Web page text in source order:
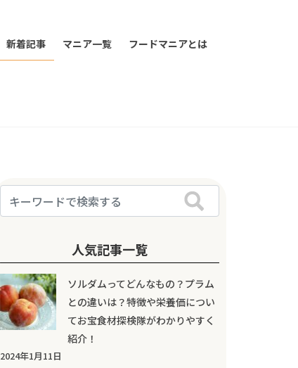
新着記事 マニア一覧 フードマニアとは
人気記事一覧
ソルダムってどんなもの？プラム
との違いは？特徴や栄養価につい
てお宝食材探検隊がわかりやすく
紹介！
2024年1月11日